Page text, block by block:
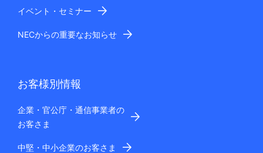
イベント・セミナー
NECからの重要なお知らせ
お客様別情報
企業・官公庁・通信事業者の
お客さま
中堅・中小企業のお客さま